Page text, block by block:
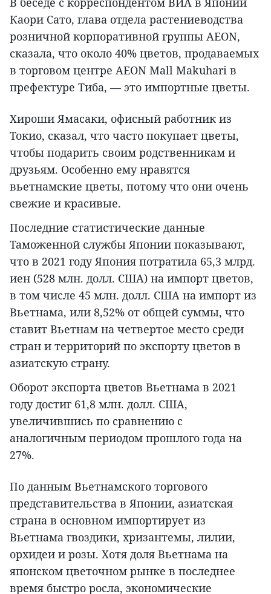
Каори Сато, глава отдела растениеводства
розничной корпоративной группы AEON,
сказала, что около 40% цветов, продаваемых
в торговом центре AEON Mall Makuhari в
префектуре Тиба, — это импортные цветы.
Хироши Ямасаки, офисный работник из
Токио, сказал, что часто покупает цветы,
чтобы подарить своим родственникам и
друзьям. Особенно ему нравятся
вьетнамские цветы, потому что они очень
свежие и красивые.
Последние статистические данные
Таможенной службы Японии показывают,
что в 2021 году Япония потратила 65,3 млрд.
иен (528 млн. долл. США) на импорт цветов,
в том числе 45 млн. долл. США на импорт из
Вьетнама, или 8,52% от общей суммы, что
ставит Вьетнам на четвертое место среди
стран и территорий по экспорту цветов в
азиатскую страну.
Оборот экспорта цветов Вьетнама в 2021
году достиг 61,8 млн. долл. США,
увеличившись по сравнению с
аналогичным периодом прошлого года на
27%.
По данным Вьетнамского торгового
представительства в Японии, азиатская
страна в основном импортирует из
Вьетнама гвоздики, хризантемы, лилии,
орхидеи и розы. Хотя доля Вьетнама на
японском цветочном рынке в последнее
время быстро росла, экономические